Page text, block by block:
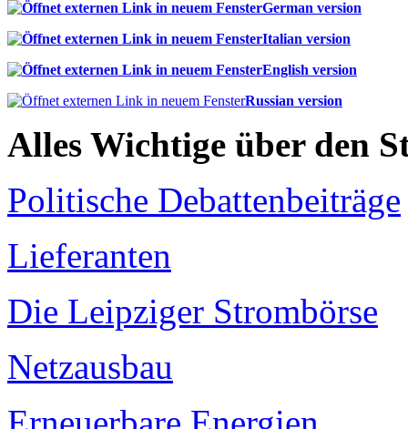
German version
Italian version
English version
Russian version
Alles Wichtige über den
Politische Debattenbeiträge
Lieferanten
Die Leipziger Strombörse
Netzausbau